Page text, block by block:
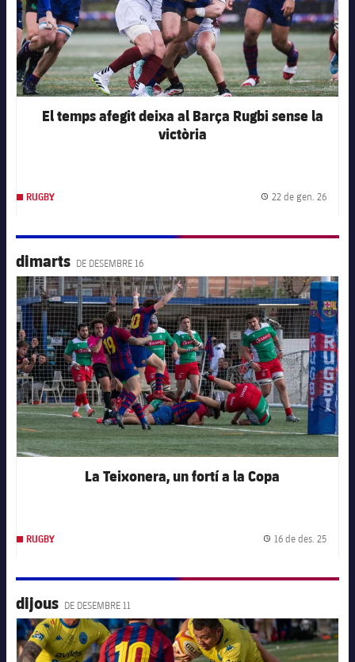
El temps afegit deixa al Barça Rugbi sense la
victòria
RUGBY Data
22 de gen. 26
dimarts DE DESEMBRE 16
FC Barcelona club badge
La Teixonera, un fortí a la Copa
RUGBY Data
16 de des. 25
dijous DE DESEMBRE 11
FC Barcelona club badge